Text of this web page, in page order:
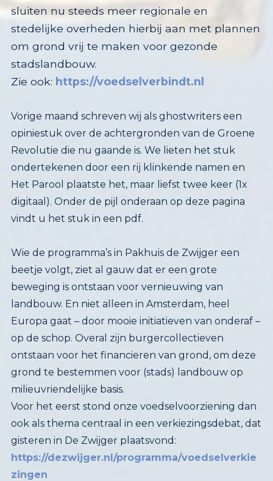
sluiten nu steeds meer regionale en
stedelijke overheden hierbij aan met plannen
om grond vrij te maken voor gezonde
stadslandbouw.
Zie ook: https://voedselverbindt.nl
Vorige maand schreven wij als ghostwriters een
opiniestuk over de achtergronden van de Groene
Revolutie die nu gaande is. We lieten het stuk
ondertekenen door een rij klinkende namen en
Het Parool plaatste het, maar liefst twee keer (1x
digitaal). Onder de pijl onderaan op deze pagina
vindt u het stuk in een pdf.
Wie de programma’s in Pakhuis de Zwijger een
beetje volgt, ziet al gauw dat er een grote
beweging is ontstaan voor vernieuwing van
landbouw. En niet alleen in Amsterdam, heel
Europa gaat – door mooie initiatieven van onderaf –
op de schop. Overal zijn burgercollectieven
ontstaan voor het financieren van grond, om deze
grond te bestemmen voor (stads) landbouw op
milieuvriendelijke basis.
Voor het eerst stond onze voedselvoorziening dan
ook als thema centraal in een verkiezingsdebat, dat
gisteren in De Zwijger plaatsvond:
https://dezwijger.nl/programma/voedselverkie
zingen